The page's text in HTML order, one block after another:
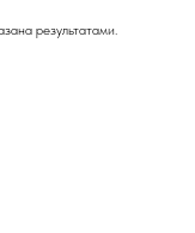
результатами.